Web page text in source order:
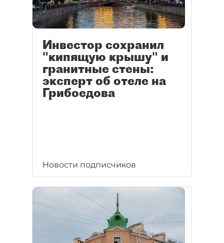
Инвестор сохранил
"кипящую крышу" и
гранитные стены:
эксперт об отеле на
Грибоедова
Новости подписчиков